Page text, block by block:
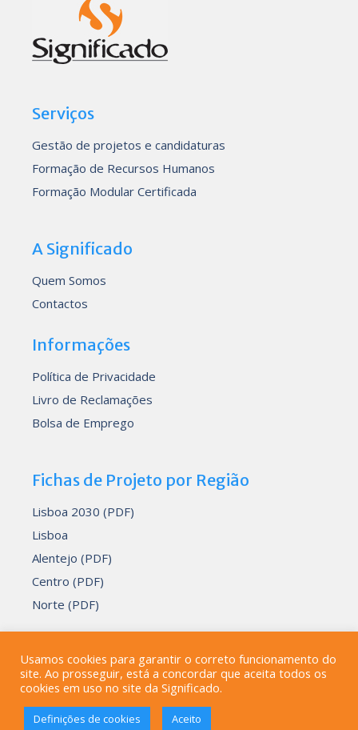
Serviços
Gestão de projetos e candidaturas
Formação de Recursos Humanos
Formação Modular Certificada
A Significado
Quem Somos
Contactos
Informações
Política de Privacidade
Livro de Reclamações
Bolsa de Emprego
Fichas de Projeto por Região
Lisboa 2030 (PDF)
Lisboa
Alentejo (PDF)
Centro (PDF)
Norte (PDF)
Desenvolvido porDevmedia
© 2000-2026Significado - Consultoria, Formação e
Usamos cookies para garantir o correto funcionamento do
site. Ao prosseguir, está a concordar que aceita todos os
cookies em uso no site da Significado.
Definições de cookies Aceito